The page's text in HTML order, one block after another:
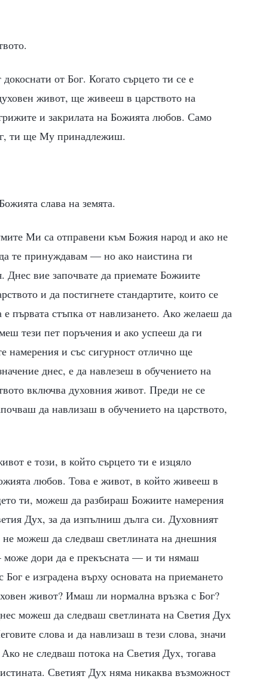
от Бог. Когато сърцето ти се е
живот, ще живееш в царството на
и закрилата на Божията любов. Само
ти ще Му принадлежиш.
слава на земята.
Ми са отправени към Божия народ и ако не
те принуждавам — но ако наистина ги
вие започвате да приемате Божиите
и да постигнете стандартите, които се
е първата стъпка от навлизането. Ако желаеш да
тези пет поръчения и ако успееш да ги
и със сигурност отлично ще
днес, е да навлезеш в обучението на
включва духовния живот. Преди не се
да навлизаш в обучението на царството,
е този, в който сърцето ти е изцяло
любов. Това е живот, в който живееш в
ти, можеш да разбираш Божиите намерения
Дух, за да изпълниш дълга си. Духовният
можеш да следваш светлината на днешния
може дори да е прекъсната — и ти нямаш
е изградена върху основата на приемането
живот? Имаш ли нормална връзка с Бог?
можеш да следваш светлината на Светия Дух
слова и да навлизаш в тези слова, значи
не следваш потока на Светия Дух, тогава
Светият Дух няма никаква възможност